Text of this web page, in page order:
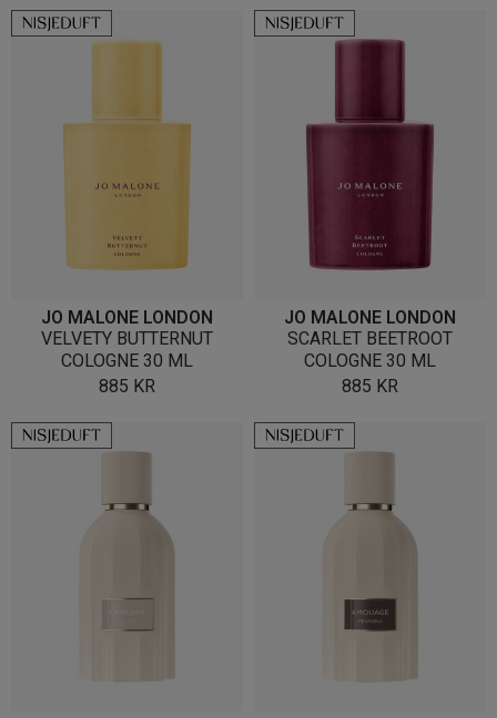
JO MALONE LONDON
VELVETY BUTTERNUT
COLOGNE 30 ML
885 KR
JO MALONE LONDON
SCARLET BEETROOT
COLOGNE 30 ML
885 KR